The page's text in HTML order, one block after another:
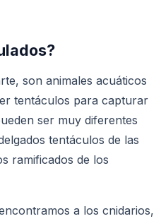
son animales acuáticos
tentáculos para capturar
ser muy diferentes
tentáculos de las
ramificados de los
a los cnidarios,